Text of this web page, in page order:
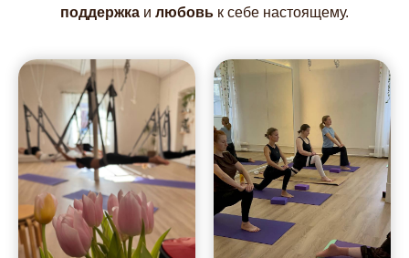
поддержка и любовь к себе настоящему.